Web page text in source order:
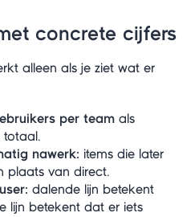
concrete cijfers
alleen als je ziet wat er
per team als
totaal.
nawerk: items die later
plaats van direct.
dalende lijn betekent
lijn betekent dat er iets